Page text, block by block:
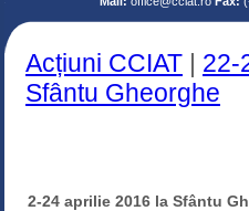
Acțiuni CCIAT | 22-
Sfântu Gheorghe
2-24 aprilie 2016 la Sfântu